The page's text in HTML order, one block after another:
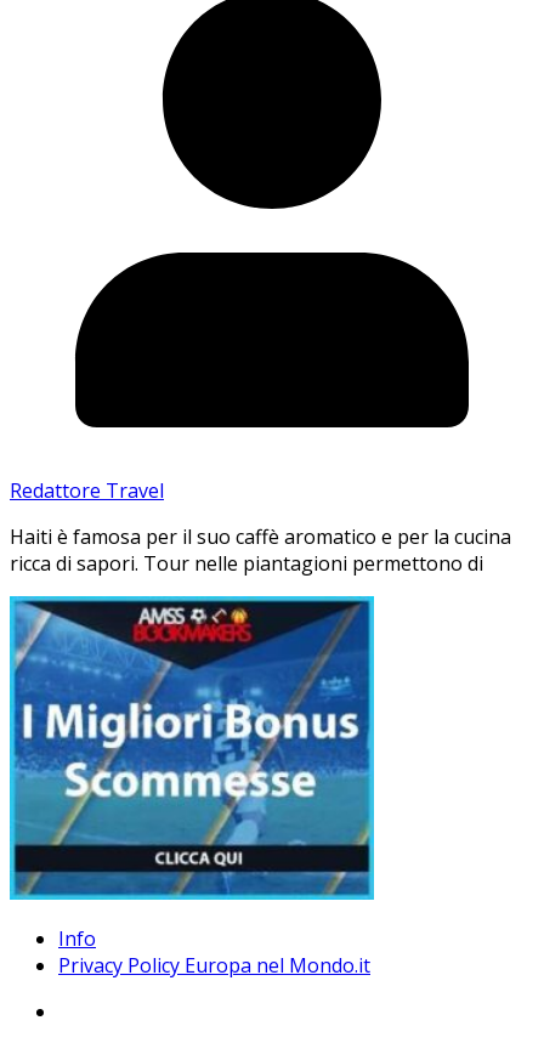
Redattore Travel
Haiti è famosa per il suo caffè aromatico e per la cucina
ricca di sapori. Tour nelle piantagioni permettono di
Info
Privacy Policy Europa nel Mondo.it